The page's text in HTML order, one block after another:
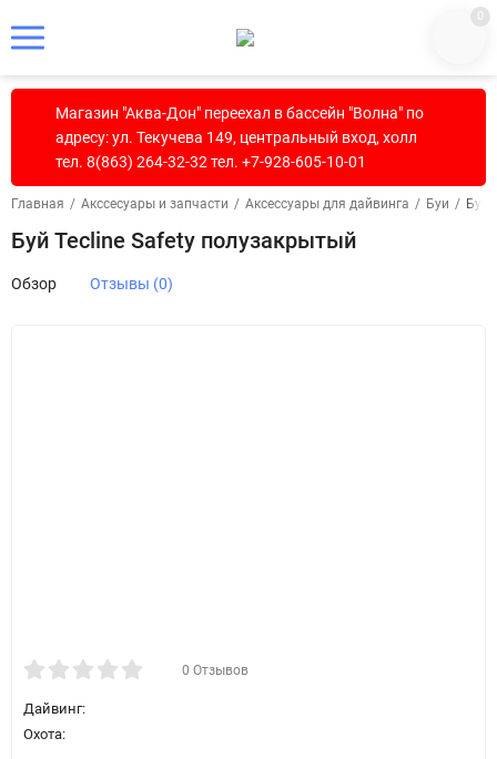
0
Магазин "Аква-Дон" переехал в бассейн "Волна" по
адресу: ул. Текучева 149, центральный вход, холл
тел. 8(863) 264-32-32 тел. +7-928-605-10-01
Главная / Акссесуары и запчасти / Аксессуары для дайвинга / Буи / Буй
Буй Tecline Safety полузакрытый
Обзор Отзывы (0)
0 Отзывов
Дайвинг:
Охота: